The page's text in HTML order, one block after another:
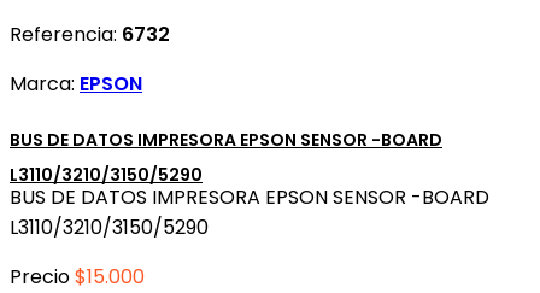
Referencia: 6732
Marca: EPSON
BUS DE DATOS IMPRESORA EPSON SENSOR -BOARD
L3110/3210/3150/5290
BUS DE DATOS IMPRESORA EPSON SENSOR -BOARD
L3110/3210/3150/5290
Precio$15.000